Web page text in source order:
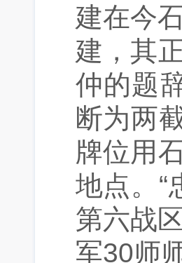
建在今
建，其
仲的题
断为两
牌位用
地点。“
第六战
军30师